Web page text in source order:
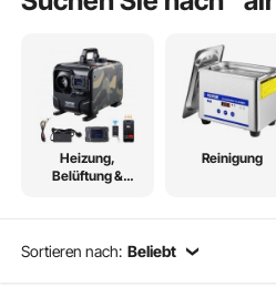
Heizung,
Belüftung &
Reinigung
Sortieren nach: Beliebt